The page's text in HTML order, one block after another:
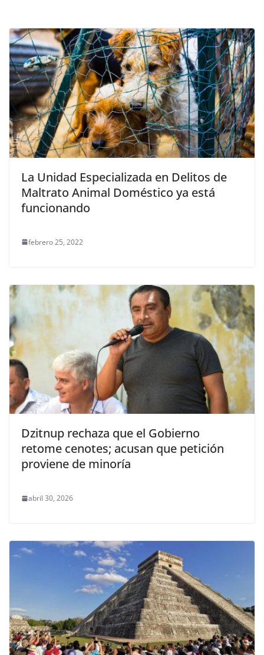
La Unidad Especializada en Delitos de
Maltrato Animal Doméstico ya está
funcionando
febrero 25, 2022
Dzitnup rechaza que el Gobierno
retome cenotes; acusan que petición
proviene de minoría
abril 30, 2026